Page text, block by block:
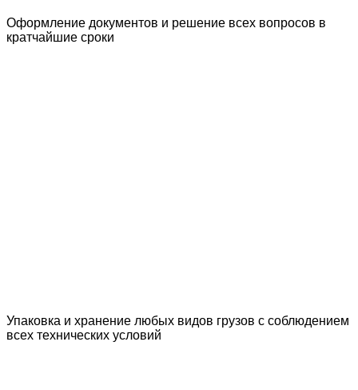
Оформление документов и решение всех вопросов в
кратчайшие сроки
Упаковка и хранение любых видов грузов с соблюдением
всех технических условий